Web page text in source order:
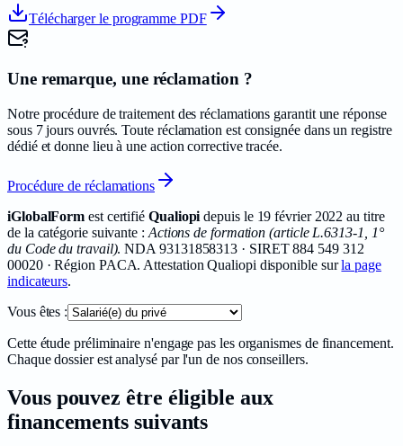
Télécharger le programme PDF
Une remarque, une réclamation ?
Notre procédure de traitement des réclamations garantit une réponse
sous 7 jours ouvrés. Toute réclamation est consignée dans un registre
dédié et donne lieu à une action corrective tracée.
Procédure de réclamations
iGlobalForm est certifié Qualiopi depuis le 19 février 2022 au titre
de la catégorie suivante : Actions de formation (article L.6313-1, 1°
du Code du travail). NDA 93131858313 · SIRET 884 549 312
00020· Région PACA. Attestation Qualiopi disponible sur la page
indicateurs.
Vous êtes :
Cette étude préliminaire n'engage pas les organismes de financement.
Chaque dossier est analysé par l'un de nos conseillers.
Vous pouvez être éligible aux
financements suivants